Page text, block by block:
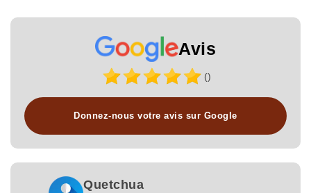
Avis
()
Donnez-nous votre avis sur Google
Quetchua